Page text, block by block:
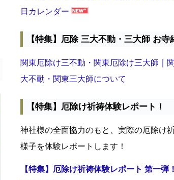
日カレンダー
【特集】厄除 三大不動・三大師 お寺
関東厄除け三不動・関東厄除け三大師｜
大不動・関東三大師について
【特集】厄除け祈祷体験レポート！
神社様の全面協力のもと、実際の厄除け
様子を体験レポートします！
【特集】厄除け祈祷体験レポート 第一弾